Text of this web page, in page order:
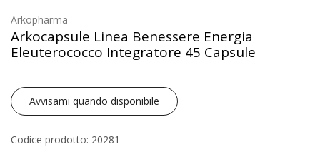
Arkopharma
Arkocapsule Linea Benessere Energia
Eleuterococco Integratore 45 Capsule
Avvisami quando disponibile
Codice prodotto: 20281